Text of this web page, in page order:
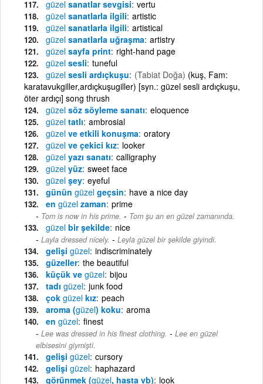
güzel sanatlar sevgisi vertu
güzel sanatlarla ilgili artistic
güzel sanatlarla ilgili artistical
güzel sanatlarla uğraşma artistry
güzel sayfa print right-hand page
güzel sesli tuneful
güzel sesli ardıçkuşu (Tabiat Doğa) (kuş, Fam:
karatavukgiller,ardıçkuşugiller) [syn.: güzel sesli ardıçkuşu,
öter ardıçı] song thrush
güzel söz söyleme sanatı eloquence
güzel tatlı ambrosial
güzel ve etkili konuşma oratory
güzel ve çekici kız looker
güzel yazı sanatı calligraphy
güzel yüz sweet face
güzel şey eyeful
günün güzel geçsin have a nice day
en güzel zaman prime
Tom is now in his prime. - Tom şu an en güzel zamanında.
güzel bir şekilde nice
Layla dressed nicely. - Leyla güzel bir şekilde giyindi.
gelişi güzel indiscriminately
güzeller the beautiful
küçük ve güzel bijou
tadı güzel junk food
çok güzel kız peach
aroma (güzel) koku aroma
en güzel finest
Lee was dressed in his finest clothing. - Lee en güzel
elbisesini giymişti.
gelişi güzel cursory
gelişi güzel haphazard
görünmek (güzel, hasta vb) look